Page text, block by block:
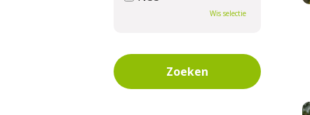
Wis selectie